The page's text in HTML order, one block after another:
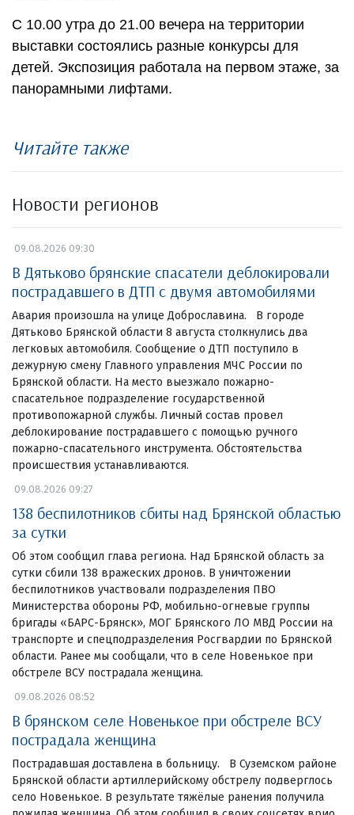
С 10.00 утра до 21.00 вечера на территории
выставки состоялись разные конкурсы для
детей. Экспозиция работала на первом этаже, за
панорамными лифтами.
Читайте также
Новости регионов
09.08.2026 09:30
В Дятьково брянские спасатели деблокировали
пострадавшего в ДТП с двумя автомобилями
Авария произошла на улице Доброславина. В городе
Дятьково Брянской области 8 августа столкнулись два
легковых автомобиля. Сообщение о ДТП поступило в
дежурную смену Главного управления МЧС России по
Брянской области. На место выезжало пожарно-
спасательное подразделение государственной
противопожарной службы. Личный состав провел
деблокирование пострадавшего с помощью ручного
пожарно-спасательного инструмента. Обстоятельства
происшествия устанавливаются.
09.08.2026 09:27
138 беспилотников сбиты над Брянской областью
за сутки
Об этом сообщил глава региона. Над Брянской область за
сутки сбили 138 вражеских дронов. В уничтожении
беспилотников участвовали подразделения ПВО
Министерства обороны РФ, мобильно-огневые группы
бригады «БАРС-Брянск», МОГ Брянского ЛО МВД России на
транспорте и спецподразделения Росгвардии по Брянской
области. Ранее мы сообщали, что в селе Новенькое при
обстреле ВСУ пострадала женщина.
09.08.2026 08:52
В брянском селе Новенькое при обстреле ВСУ
пострадала женщина
Пострадавшая доставлена в больницу. В Суземском районе
Брянской области артиллерийскому обстрелу подверглось
село Новенькое. В результате тяжёлые ранения получила